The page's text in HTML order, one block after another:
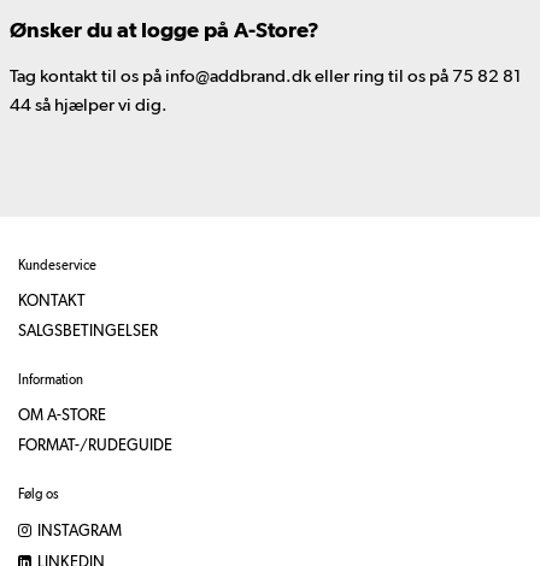
Ønsker du at logge på A-Store?
Tag kontakt til os på info@addbrand.dk eller ring til os på 75 82 81
44 så hjælper vi dig.
Kundeservice
KONTAKT
SALGSBETINGELSER
Information
OM A-STORE
FORMAT-/RUDEGUIDE
Følg os
INSTAGRAM